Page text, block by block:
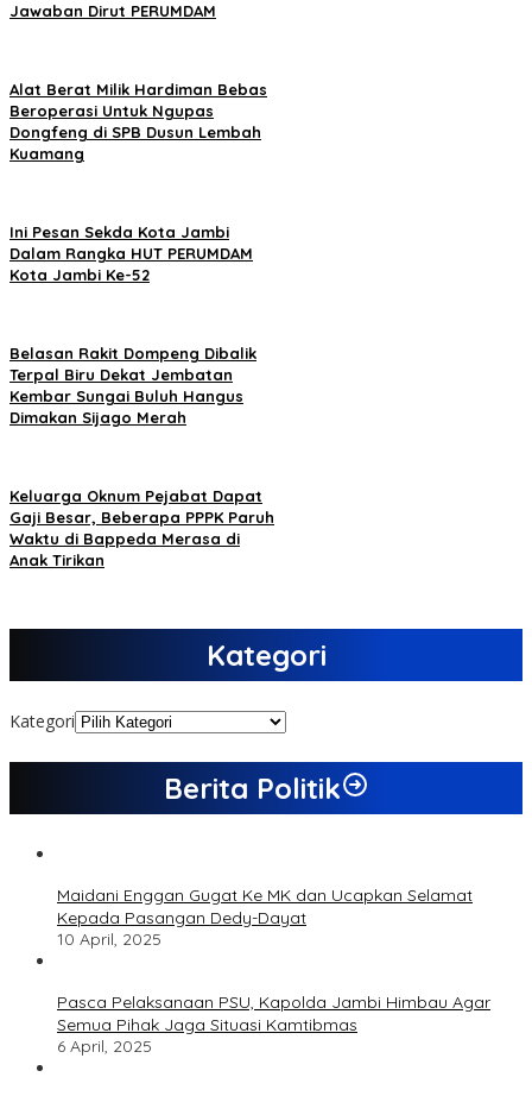
Jawaban Dirut PERUMDAM
Alat Berat Milik Hardiman Bebas
Beroperasi Untuk Ngupas
Dongfeng di SPB Dusun Lembah
Kuamang
Ini Pesan Sekda Kota Jambi
Dalam Rangka HUT PERUMDAM
Kota Jambi Ke-52
Belasan Rakit Dompeng Dibalik
Terpal Biru Dekat Jembatan
Kembar Sungai Buluh Hangus
Dimakan Sijago Merah
Keluarga Oknum Pejabat Dapat
Gaji Besar, Beberapa PPPK Paruh
Waktu di Bappeda Merasa di
Anak Tirikan
Kategori
Kategori
Berita Politik
Maidani Enggan Gugat Ke MK dan Ucapkan Selamat
Kepada Pasangan Dedy-Dayat
10 April, 2025
Pasca Pelaksanaan PSU, Kapolda Jambi Himbau Agar
Semua Pihak Jaga Situasi Kamtibmas
6 April, 2025